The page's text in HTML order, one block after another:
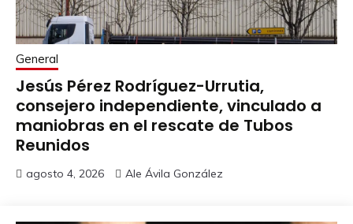
General
Jesús Pérez Rodríguez-Urrutia,
consejero independiente, vinculado a
maniobras en el rescate de Tubos
Reunidos
agosto 4, 2026 Ale Ávila González